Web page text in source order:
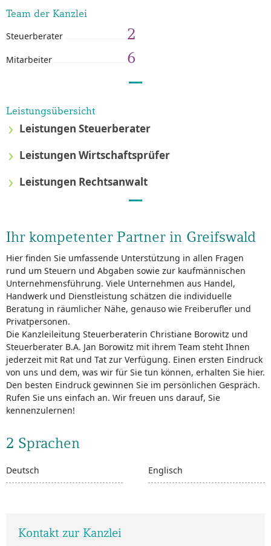
Team der Kanzlei
Steuerberater 2
Mitarbeiter 6
Leistungsübersicht
Leistungen Steuerberater
Leistungen Wirtschaftsprüfer
Leistungen Rechtsanwalt
Ihr kompetenter Partner in Greifswald
Hier finden Sie umfassende Unterstützung in allen Fragen
rund um Steuern und Abgaben sowie zur kaufmännischen
Unternehmensführung. Viele Unternehmen aus Handel,
Handwerk und Dienstleistung schätzen die individuelle
Beratung in räumlicher Nähe, genauso wie Freiberufler und
Privatpersonen.
Die Kanzleileitung Steuerberaterin Christiane Borowitz und
Steuerberater B.A. Jan Borowitz mit ihrem Team steht Ihnen
jederzeit mit Rat und Tat zur Verfügung. Einen ersten Eindruck
von uns und dem, was wir für Sie tun können, erhalten Sie hier.
Den besten Eindruck gewinnen Sie im persönlichen Gespräch.
Rufen Sie uns einfach an. Wir freuen uns darauf, Sie
kennenzulernen!
2 Sprachen
Deutsch Englisch
Kontakt zur Kanzlei